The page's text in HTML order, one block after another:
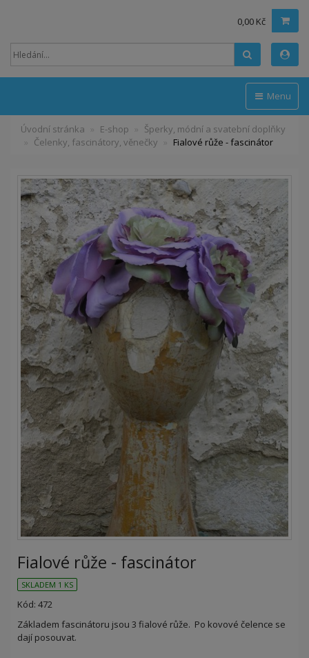
0,00 Kč
Menu
Úvodní stránka E-shop
Šperky, módní a svatební doplňky
Čelenky, fascinátory, věnečky
Fialové růže - fascinátor
Fialové růže - fascinátor
SKLADEM 1 KS
Kód: 472
Základem fascinátoru jsou 3 fialové růže. Po kovové čelence se
dají posouvat.